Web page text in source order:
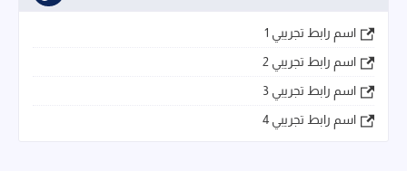
اسم رابط تجريبي 1
اسم رابط تجريبي 2
اسم رابط تجريبي 3
اسم رابط تجريبي 4